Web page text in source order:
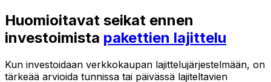
Huomioitavat seikat ennen
investoimista pakettien lajittelu
Kun investoidaan verkkokaupan lajittelujärjestelmään, on
tärkeää arvioida tunnissa tai päivässä lajiteltavien